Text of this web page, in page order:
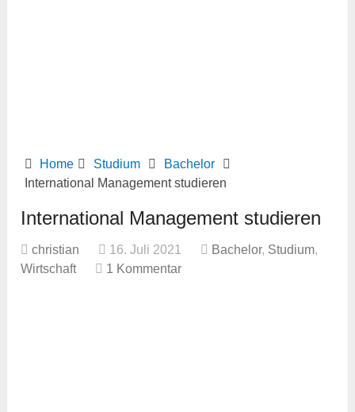
Home Studium
Bachelor
International Management studieren
International Management studieren
christian 16. Juli 2021 Bachelor, Studium,
Wirtschaft
1 Kommentar